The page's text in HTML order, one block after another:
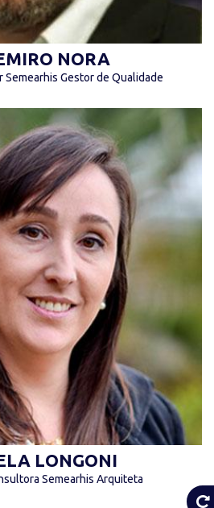
NORA
Gestor de Qualidade
estrada sem retorno. (...)”
Kadomoto)
LONGONI
Semearhis Arquiteta